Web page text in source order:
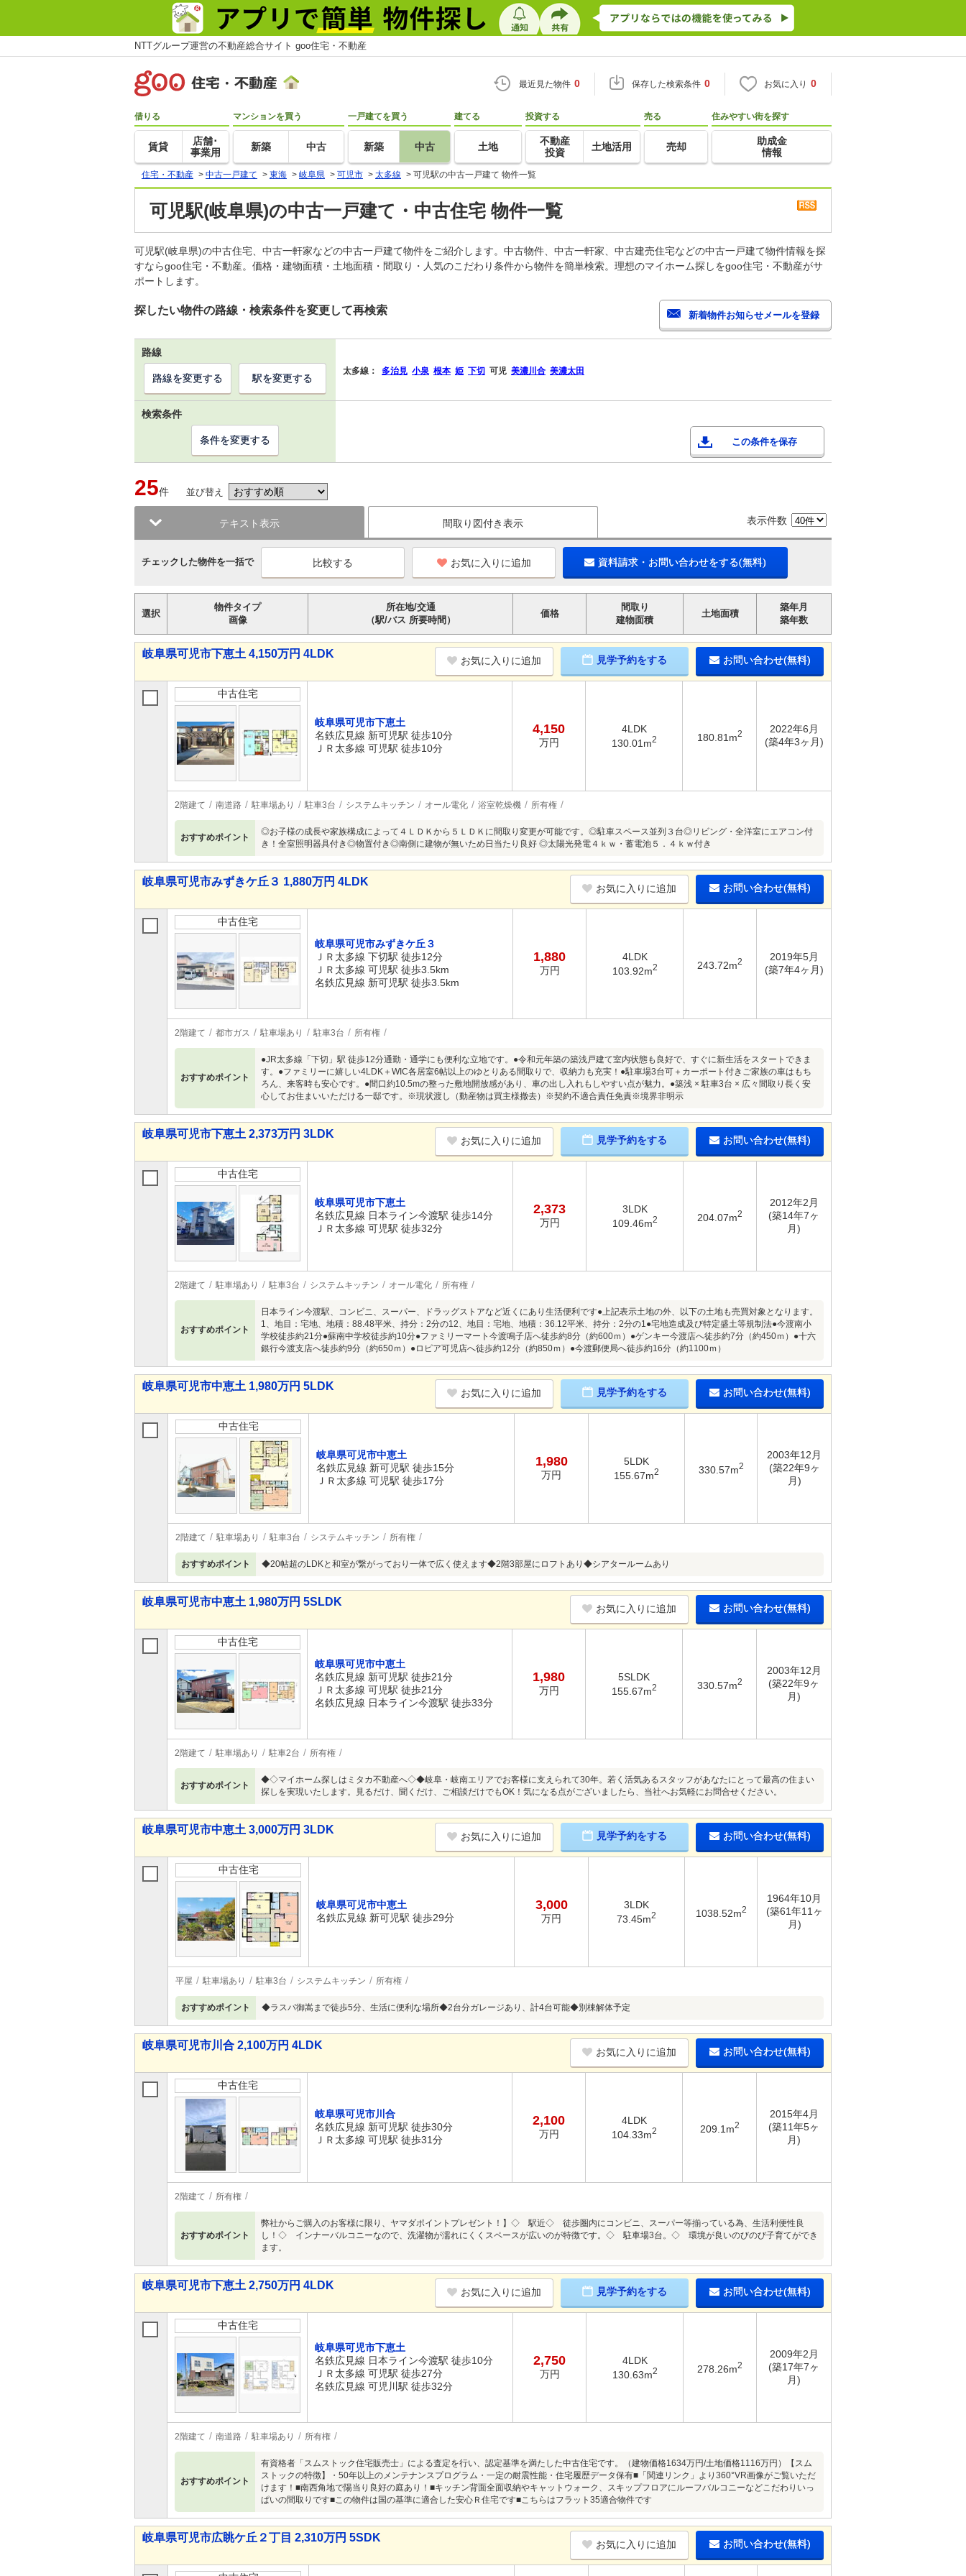
NTTグループ運営の不動産総合サイト goo住宅・不動産
最近見た物件 0 保存した検索条件 0 お気に入り 0
借りる
賃貸
店舗･
事業用
マンションを買う
新築 中古
一戸建てを買う
新築 中古
建てる
土地
投資する
不動産
投資
土地活用
売る
売却
住みやすい街を探す
助成金
情報
住宅・不動産 > 中古一戸建て > 東海 > 岐阜県 > 可児市 > 太多線 > 可児駅の中古一戸建て 物件一覧
可児駅(岐阜県)の中古一戸建て・中古住宅 物件一覧
可児駅(岐阜県)の中古住宅、中古一軒家などの中古一戸建て物件をご紹介します。中古物件、中古一軒家、中古建売住宅などの中古一戸建て物件情報を探
すならgoo住宅・不動産。価格・建物面積・土地面積・間取り・人気のこだわり条件から物件を簡単検索。理想のマイホーム探しをgoo住宅・不動産がサ
ポートします。
探したい物件の路線・検索条件を変更して再検索
路線
太多線： 多治見 小泉 根本 姫 下切 可児 美濃川合 美濃太田
路線を変更する 駅を変更する
検索条件
この条件を保存
条件を変更する
25件 並び替え
テキスト表示 間取り図付き表示 表示件数
チェックした物件を一括で お気に入りに追加 資料請求・お問い合わせをする(無料)
選択
物件タイプ
画像
所在地/交通
（駅/バス 所要時間）
価格
間取り
建物面積
土地面積
築年月
築年数
岐阜県可児市下恵土 4,150万円 4LDK
お気に入りに追加 見学予約をする お問い合わせ(無料)
中古住宅
岐阜県可児市下恵土
名鉄広見線 新可児駅 徒歩10分
ＪＲ太多線 可児駅 徒歩10分
4,150
万円
4LDK
130.01m2 180.81m2
2022年6月
(築4年3ヶ月)
2階建て 南道路 駐車場あり 駐車3台 システムキッチン オール電化 浴室乾燥機 所有権
おすすめポイント
◎お子様の成長や家族構成によって４ＬＤＫから５ＬＤＫに間取り変更が可能です。◎駐車スペース並列３台◎リビング・全洋室にエアコン付
き！全室照明器具付き◎物置付き◎南側に建物が無いため日当たり良好 ◎太陽光発電４ｋｗ・蓄電池５．４ｋｗ付き
岐阜県可児市みずきケ丘３ 1,880万円 4LDK
お気に入りに追加 お問い合わせ(無料)
中古住宅
岐阜県可児市みずきケ丘３
ＪＲ太多線 下切駅 徒歩12分
ＪＲ太多線 可児駅 徒歩3.5km
名鉄広見線 新可児駅 徒歩3.5km
1,880
万円
4LDK
103.92m2 243.72m2
2019年5月
(築7年4ヶ月)
2階建て 都市ガス 駐車場あり 駐車3台 所有権
おすすめポイント
●JR太多線「下切」駅 徒歩12分通勤・通学にも便利な立地です。●令和元年築の築浅戸建て室内状態も良好で、すぐに新生活をスタートできま
す。●ファミリーに嬉しい4LDK＋WIC各居室6帖以上のゆとりある間取りで、収納力も充実！●駐車場3台可＋カーポート付きご家族の車はもち
ろん、来客時も安心です。●間口約10.5mの整った敷地開放感があり、車の出し入れもしやすい点が魅力。●築浅 × 駐車3台 × 広々間取り長く安
心してお住まいいただける一邸です。※現状渡し（動産物は買主様撤去）※契約不適合責任免責※境界非明示
岐阜県可児市下恵土 2,373万円 3LDK
お気に入りに追加 見学予約をする お問い合わせ(無料)
中古住宅
岐阜県可児市下恵土
名鉄広見線 日本ライン今渡駅 徒歩14分
ＪＲ太多線 可児駅 徒歩32分
2,373
万円
3LDK
109.46m2 204.07m2
2012年2月
(築14年7ヶ
月)
2階建て 駐車場あり 駐車3台 システムキッチン オール電化 所有権
おすすめポイント
日本ライン今渡駅、コンビニ、スーパー、ドラッグストアなど近くにあり生活便利です●上記表示土地の外、以下の土地も売買対象となります。
1、地目：宅地、地積：88.48平米、持分：2分の12、地目：宅地、地積：36.12平米、持分：2分の1●宅地造成及び特定盛土等規制法●今渡南小
学校徒歩約21分●蘇南中学校徒歩約10分●ファミリーマート今渡鳴子店へ徒歩約8分（約600ｍ）●ゲンキー今渡店へ徒歩約7分（約450ｍ）●十六
銀行今渡支店へ徒歩約9分（約650ｍ）●ロピア可児店へ徒歩約12分（約850ｍ）●今渡郵便局へ徒歩約16分（約1100ｍ）
岐阜県可児市中恵土 1,980万円 5LDK
お気に入りに追加 見学予約をする お問い合わせ(無料)
中古住宅
岐阜県可児市中恵土
名鉄広見線 新可児駅 徒歩15分
ＪＲ太多線 可児駅 徒歩17分
1,980
万円
5LDK
155.67m2 330.57m2
2003年12月
(築22年9ヶ
月)
2階建て 駐車場あり 駐車3台 システムキッチン 所有権
おすすめポイント ◆20帖超のLDKと和室が繋がっており一体で広く使えます◆2階3部屋にロフトあり◆シアタールームあり
岐阜県可児市中恵土 1,980万円 5SLDK
お気に入りに追加 お問い合わせ(無料)
中古住宅
岐阜県可児市中恵土
名鉄広見線 新可児駅 徒歩21分
ＪＲ太多線 可児駅 徒歩21分
名鉄広見線 日本ライン今渡駅 徒歩33分
1,980
万円
5SLDK
155.67m2 330.57m2
2003年12月
(築22年9ヶ
月)
2階建て 駐車場あり 駐車2台 所有権
おすすめポイント
◆◇マイホーム探しはミタカ不動産へ◇◆岐阜・岐南エリアでお客様に支えられて30年。若く活気あるスタッフがあなたにとって最高の住まい
探しを実現いたします。見るだけ、聞くだけ、ご相談だけでもOK！気になる点がございましたら、当社へお気軽にお問合せください。
岐阜県可児市中恵土 3,000万円 3LDK
お気に入りに追加 見学予約をする お問い合わせ(無料)
中古住宅
岐阜県可児市中恵土
名鉄広見線 新可児駅 徒歩29分
3,000
万円
3LDK
73.45m2 1038.52m2
1964年10月
(築61年11ヶ
月)
平屋 駐車場あり 駐車3台 システムキッチン 所有権
おすすめポイント ◆ラスパ御嵩まで徒歩5分、生活に便利な場所◆2台分ガレージあり、計4台可能◆別棟解体予定
岐阜県可児市川合 2,100万円 4LDK
お気に入りに追加 お問い合わせ(無料)
中古住宅
岐阜県可児市川合
名鉄広見線 新可児駅 徒歩30分
ＪＲ太多線 可児駅 徒歩31分
2,100
万円
4LDK
104.33m2 209.1m2
2015年4月
(築11年5ヶ
月)
2階建て 所有権
おすすめポイント
弊社からご購入のお客様に限り、ヤマダポイントプレゼント！】◇ 駅近◇ 徒歩圏内にコンビニ、スーパー等揃っている為、生活利便性良
し！◇ インナーバルコニーなので、洗濯物が濡れにくくスペースが広いのが特徴です。◇ 駐車場3台。◇ 環境が良いのびのび子育てができ
ます。
岐阜県可児市下恵土 2,750万円 4LDK
お気に入りに追加 見学予約をする お問い合わせ(無料)
中古住宅
岐阜県可児市下恵土
名鉄広見線 日本ライン今渡駅 徒歩10分
ＪＲ太多線 可児駅 徒歩27分
名鉄広見線 可児川駅 徒歩32分
2,750
万円
4LDK
130.63m2 278.26m2
2009年2月
(築17年7ヶ
月)
2階建て 南道路 駐車場あり 所有権
おすすめポイント
有資格者「スムストック住宅販売士」による査定を行い、認定基準を満たした中古住宅です。（建物価格1634万円/土地価格1116万円）【スム
ストックの特徴】・50年以上のメンテナンスプログラム・一定の耐震性能・住宅履歴データ保有■「関連リンク」より360°VR画像がご覧いただ
けます！■南西角地で陽当り良好の庭あり！■キッチン背面全面収納やキャットウォーク、スキップフロアにルーフバルコニーなどこだわりいっ
ぱいの間取りです■この物件は国の基準に適合した安心Ｒ住宅です■こちらはフラット35適合物件です
岐阜県可児市広眺ケ丘２丁目 2,310万円 5SDK
お気に入りに追加 お問い合わせ(無料)